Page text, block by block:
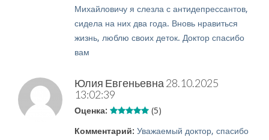
Михайловичу я слезла с антидепрессантов,
сидела на них два года. Вновь нравиться
жизнь, люблю своих деток. Доктор спасибо
вам
Юлия Евгеньевна 28.10.2025
13:02:39
Оценка: (5)
Комментарий: Уважаемый доктор, спасибо